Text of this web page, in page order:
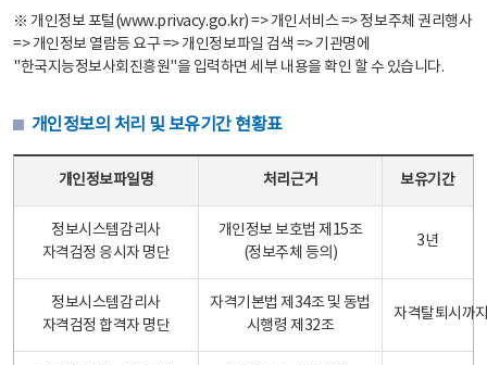
※ 개인정보 포털(www.privacy.go.kr) => 개인서비스 => 정보주체 권리행사
=> 개인정보 열람등 요구 => 개인정보파일 검색 => 기관명에
"한국지능정보사회진흥원"을 입력하면 세부 내용을 확인 할 수 있습니다.
개인정보의 처리 및 보유기간 현황표
개인정보파일명 처리근거 보유기간
정보시스템감리사
자격검정 응시자 명단
개인정보 보호법 제15조
(정보주체 등의)
3년
정보시스템감리사
자격검정 합격자 명단
자격기본법 제34조 및 동법
시행령 제32조
자격탈퇴시까